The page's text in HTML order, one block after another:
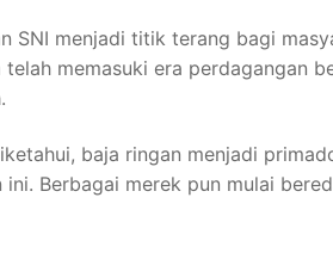
SNI menjadi titik terang bagi
memasuki era perdagangan
baja ringan menjadi
ini. Berbagai merek pun mulai